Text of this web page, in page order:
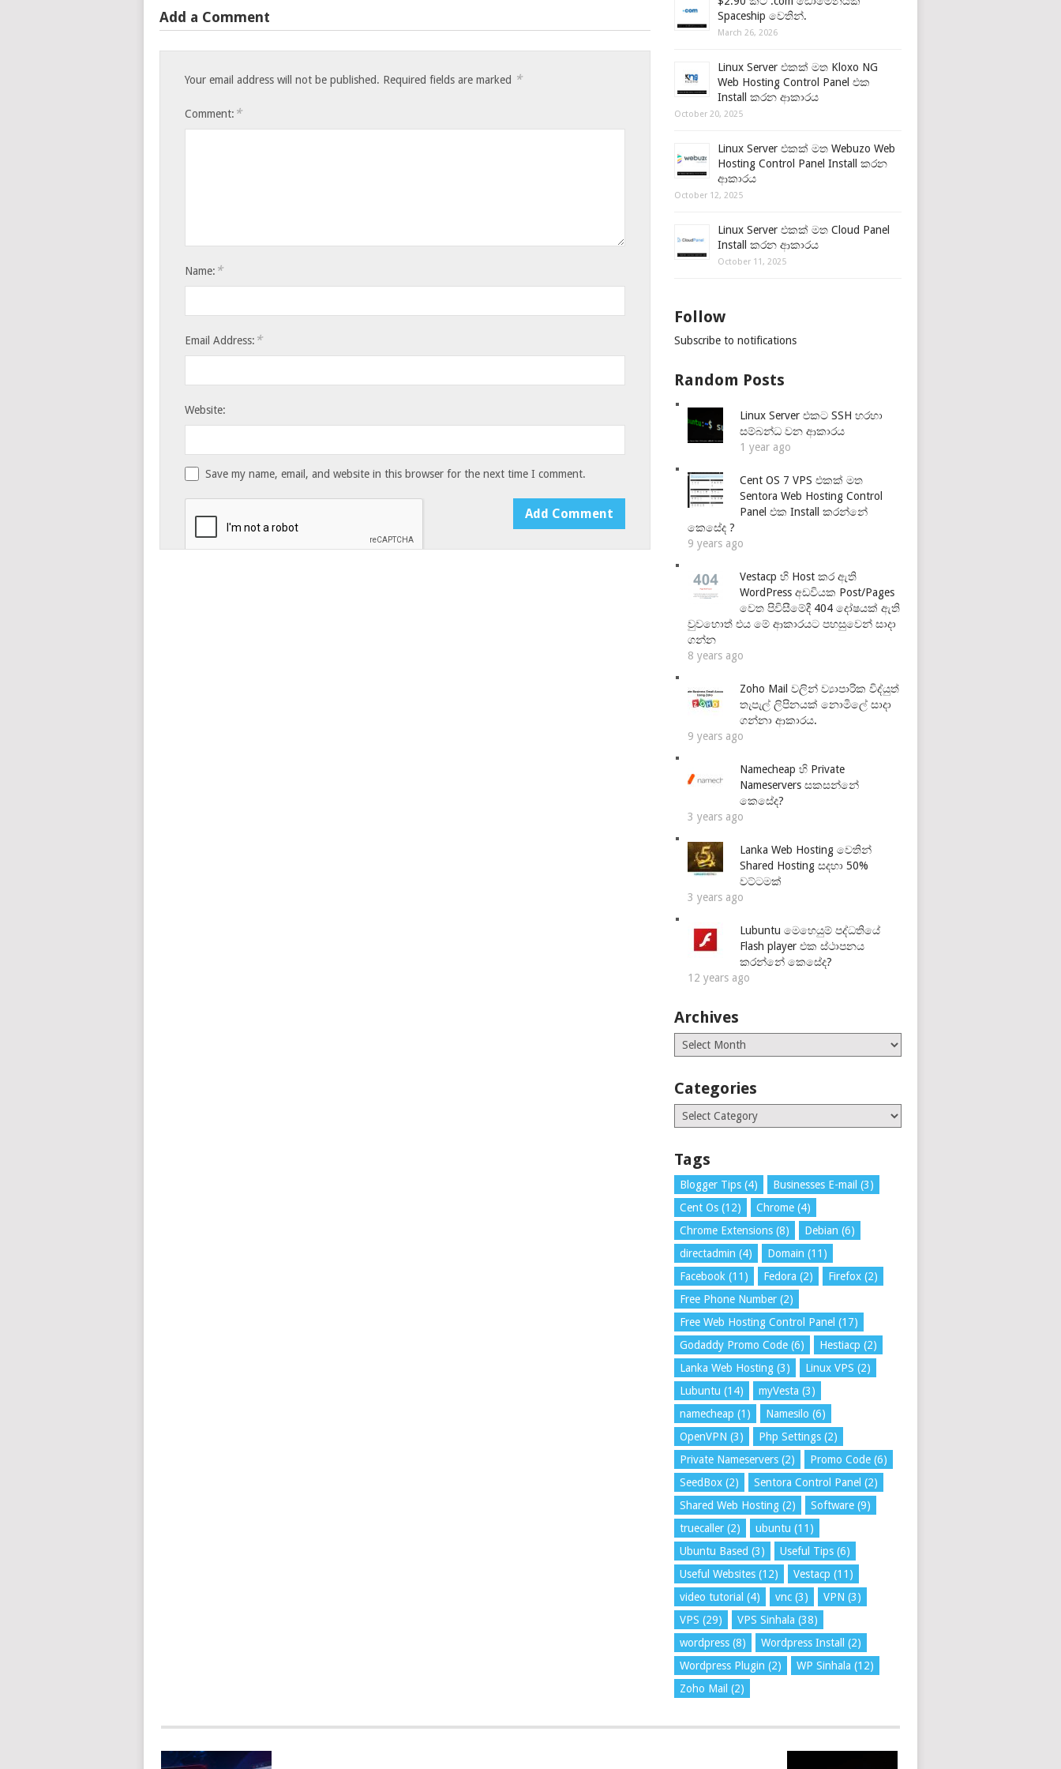
Add a Comment
Your email address will not be published. Required fields are marked *
Comment: *
Name: *
Email Address: *
Website:
Save my name, email, and website in this browser for the next time I comment.
Spaceship වෙතින්.
March 26, 2026
Linux Server එකක් මත Kloxo NG
Web Hosting Control Panel එක
Install කරන ආකාරය
October 20, 2025
Linux Server එකක් මත Webuzo Web
Hosting Control Panel Install කරන
ආකාරය
October 12, 2025
Linux Server එකක් මත Cloud Panel
Install කරන ආකාරය
October 11, 2025
Follow
Subscribe to notifications
Random Posts
Linux Server එකට SSH හරහා
සම්බන්ධ වන ආකාරය
1 year ago
Cent OS 7 VPS එකක් මත
Sentora Web Hosting Control
Panel එක Install කරන්නේ
කෙසේද ?
9 years ago
Vestacp හි Host කර ඇති
WordPress අඩවියක Post/Pages
වෙත පිවිසීමේදී 404 දෝෂයක් ඇති
වුවහොත් එය මේ ආකාරයට පහසුවෙන් සාදා
ගන්න
8 years ago
Zoho Mail වලින් ව්‍යාපාරික විද්යුත්
තැපැල් ලිපිනයක් නොමිලේ සාදා
ගන්නා ආකාරය.
9 years ago
Namecheap හි Private
Nameservers සකසන්නේ
කෙසේද?
3 years ago
Lanka Web Hosting වෙතින්
Shared Hosting සදහා 50%
වට්ටමක්
3 years ago
Lubuntu මෙහෙයුම් පද්ධතියේ
Flash player එක ස්ථාපනය
කරන්නේ කෙසේද?
12 years ago
Archives
Archives
Categories
Categories
Tags
Blogger Tips (4) Businesses E-mail (3)
Cent Os (12) Chrome (4)
Chrome Extensions (8) Debian (6)
directadmin (4) Domain (11)
Facebook (11) Fedora (2) Firefox (2)
Free Phone Number (2)
Free Web Hosting Control Panel (17)
Godaddy Promo Code (6) Hestiacp (2)
Lanka Web Hosting (3) Linux VPS (2)
Lubuntu (14) myVesta (3)
namecheap (1) Namesilo (6)
OpenVPN (3) Php Settings (2)
Private Nameservers (2) Promo Code (6)
SeedBox (2) Sentora Control Panel (2)
Shared Web Hosting (2) Software (9)
truecaller (2) ubuntu (11)
Ubuntu Based (3) Useful Tips (6)
Useful Websites (12) Vestacp (11)
video tutorial (4) vnc (3) VPN (3)
VPS (29) VPS Sinhala (38)
wordpress (8) Wordpress Install
(2)
Wordpress Plugin (2) WP Sinhala (12)
Zoho Mail (2)